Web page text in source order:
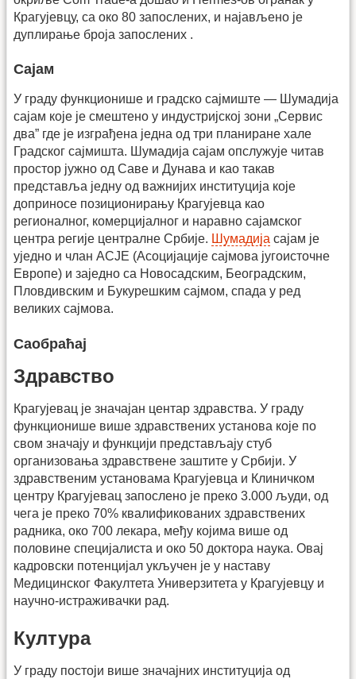
Крагујевцу, са око 80 запослених, и најављено је
дуплирање броја запослених .
Сајам
У граду функционише и градско сајмиште — Шумадија
сајам које је смештено у индустријској зони „Сервис
два” где је изграђена једна од три планиране хале
Градског сајмишта. Шумадија сајам опслужује читав
простор јужно од Саве и Дунава и као такав
представља једну од важнијих институција које
доприносе позиционирању Крагујевца као
регионалног, комерцијалног и наравно сајамског
центра регије централне Србије. Шумадија сајам је
уједно и члан АСЈЕ (Асоцијације сајмова југоисточне
Европе) и заједно са Новосадским, Београдским,
Пловдивским и Букурешким сајмом, спада у ред
великих сајмова.
Саобраћај
Здравство
Крагујевац је значајан центар здравства. У граду
функционише више здравствених установа које по
свом значају и функцији представљају стуб
организовања здравствене заштите у Србији. У
здравственим установама Крагујевца и Клиничком
центру Крагујевац запослено је преко 3.000 људи, од
чега је преко 70% квалификованих здравствених
радника, око 700 лекара, међу којима више од
половине специјалиста и око 50 доктора наука. Овај
кадровски потенцијал укључен је у наставу
Медицинског Факултета Универзитета у Крагујевцу и
научно-истраживачки рад.
Култура
У граду постоји више значајних институција од